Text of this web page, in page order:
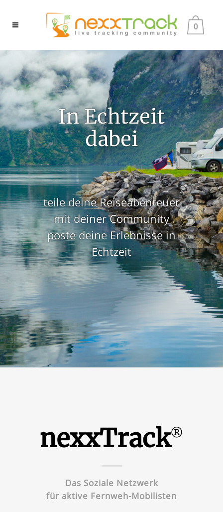
0
In Echtzeit
dabei
teile deine Reiseabenteuer
mit deiner Community
poste deine Erlebnisse in
Echtzeit
nexxTrack®
Das Soziale Netzwerk
für aktive Fernweh-Mobilisten